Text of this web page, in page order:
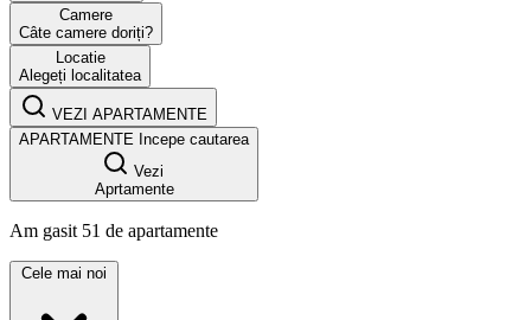
Camere
Câte camere doriți?
Locatie
Alegeți localitatea
VEZI APARTAMENTE
APARTAMENTE Incepe cautarea
Vezi
Aprtamente
Am gasit 51 de apartamente
Cele mai noi